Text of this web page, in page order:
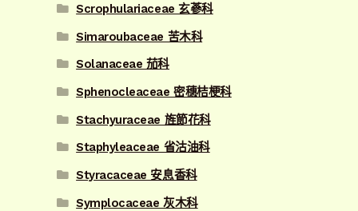
Scrophulariaceae 玄蔘科
Simaroubaceae 苦木科
Solanaceae 茄科
Sphenocleaceae 密穗桔梗科
Stachyuraceae 旌節花科
Staphyleaceae 省沽油科
Styracaceae 安息香科
Symplocaceae 灰木科